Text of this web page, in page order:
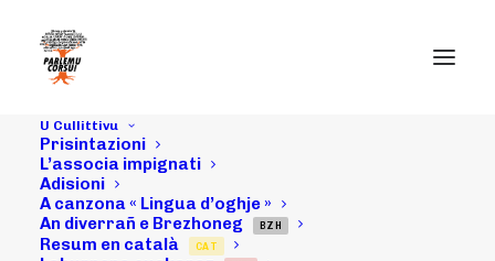
U Cullittivu
Prisintazioni
L’associa impignati
Adisioni
A canzona « Lingua d’oghje »
An diverrañ e Brezhoneg
BZH
Resum en català CAT
U 26 di